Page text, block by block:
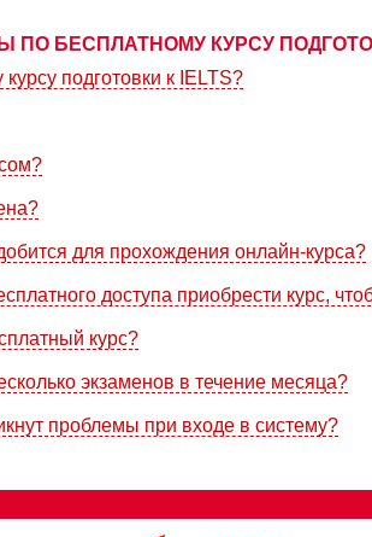
БЕСПЛАТНОМУ КУРСУ
подготовки к IELTS?
для прохождения онлайн-курса?
доступа приобрести курс,
курс?
экзаменов в течение месяца?
проблемы при входе в систему?